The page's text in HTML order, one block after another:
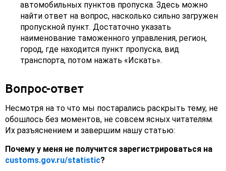
автомобильных пунктов пропуска. Здесь можно
найти ответ на вопрос, насколько сильно загружен
пропускной пункт. Достаточно указать
наименование таможенного управления, регион,
город, где находится пункт пропуска, вид
транспорта, потом нажать «Искать».
Вопрос-ответ
Несмотря на то что мы постарались раскрыть тему, не
обошлось без моментов, не совсем ясных читателям.
Их разъяснением и завершим нашу статью:
Почему у меня не получится зарегистрироваться на
customs.gov.ru/statistic?